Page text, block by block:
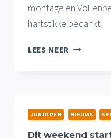
montage en
hartstikke bedankt!
LEES MEER SPONSOR
JUNIOREN NIEUWS
Dit weekend